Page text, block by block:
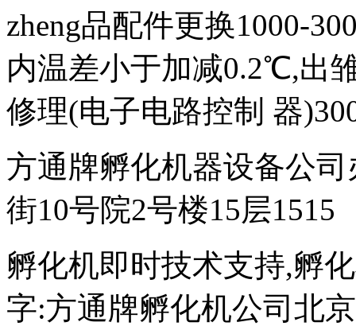
zheng品配件更换1000-
内温差小于加减0.2℃,出
修理(电子电路控制 器
方通牌孵化机器设备公
街10号院2号楼15层1515
孵化机即时技术支持,孵
字:方通牌孵化机公司北